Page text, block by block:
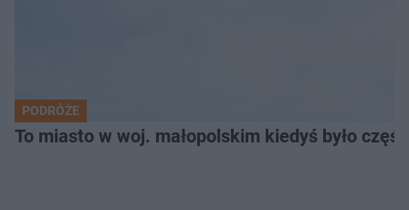
PODRÓŻE
To miasto w woj. małopolskim kiedyś było